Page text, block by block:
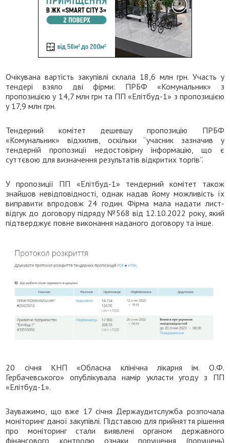
Очікувана вартість закупівлі склала 18,6 млн грн. Участь у
тендері взяло дві фірми: ПРБФ «Комунальник» з
пропозицією у 14,7 млн грн та ПП «Елітбуд-1» з пропозицією
у 17,9 млн грн.
Тендерний комітет дешевшу пропозицію ПРБФ
«Комунальник» відхилив, оскільки “учасник зазначив у
тендерній пропозиції недостовірну інформацію, що є
суттєвою для визначення результатів відкритих торгів”.
У пропозиції ПП «Елітбуд-1» тендерний комітет також
знайшов невідповідності, однак надав йому можливість їх
виправити впродовж 24 годин. Фірма мала надати лист-
відгук до договору підряду №568 від 12.10.2022 року, який
підтверджує повне виконання наданого договору та інше.
20 січня КНП «Обласна клінічна лікарня ім. О.Ф.
Гербачевського» опублікувала намір укласти угоду з ПП
«Елітбуд-1».
Зауважимо, що вже 17 січня Держаудитслужба розпочала
моніторинг даної закупівлі. Підставою для прийняття рішення
про моніторинг стали виявлені органом державного
фінансового контролю ознаки порушення (порушень)